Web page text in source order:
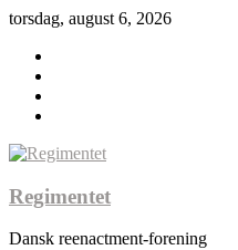
torsdag, august 6, 2026
Regimentet
Dansk reenactment-forening